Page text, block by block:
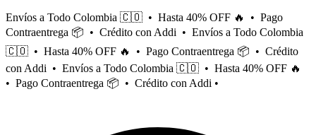
Saltar
al
Envíos a Todo Colombia 🇨🇴 • Hasta 40% OFF 🔥 • Pago
Contraentrega 📦 • Crédito con Addi • Envíos a Todo Colombia
🇨🇴 • Hasta 40% OFF 🔥 • Pago Contraentrega 📦 • Crédito
con Addi • Envíos a Todo Colombia 🇨🇴 • Hasta 40% OFF 🔥
• Pago Contraentrega 📦 • Crédito con Addi •